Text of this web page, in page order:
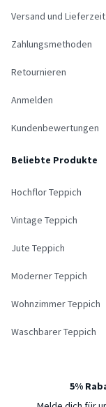
Versand und Lieferzeit
Zahlungsmethoden
Retournieren
Anmelden
Kundenbewertungen
Beliebte Produkte
Hochflor Teppich
Vintage Teppich
Jute Teppich
Moderner Teppich
Wohnzimmer Teppich
Waschbarer Teppich
5%